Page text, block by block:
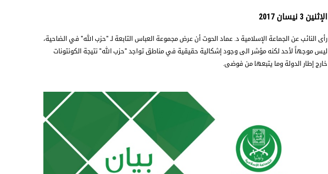
الإثنين 3 نيسان 2017
رأى النائب عن الجماعة الإسلامية د. عماد الحوت أن عرض مجموعة العباس التابعة لـ "حزب ‏الله" في الضاحية،
ليس موجهاً لأحد لكنه مؤشر الى وجود إشكالية حقيقية في مناطق تواجد ‏‏"حزب الله" نتيجة الكونتونات
خارج إطار الدولة وما يتبعها من فوضى.‏